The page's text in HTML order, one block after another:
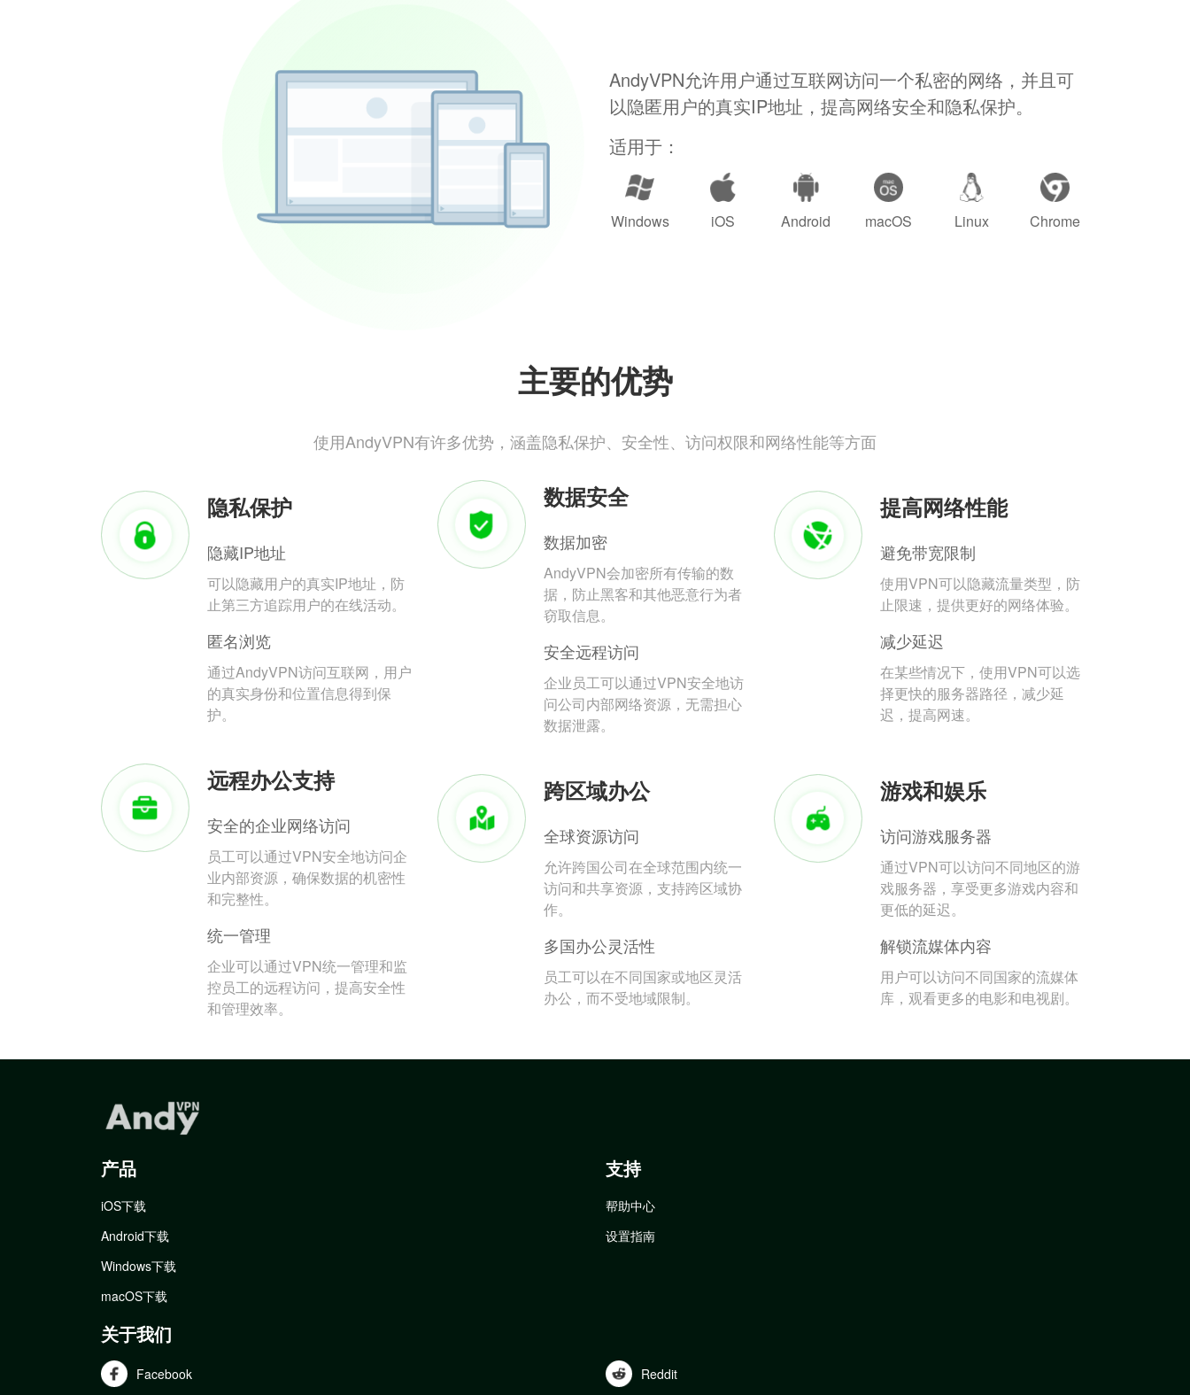
AndyVPN允许用户通过互联网访问一个私密的网络，并且可
以隐匿用户的真实IP地址，提高网络安全和隐私保护。
适用于：
Windows iOS Android macOS Linux Chrome
主要的优势
使用AndyVPN有许多优势，涵盖隐私保护、安全性、访问权限和网络性能等方面
隐私保护
隐藏IP地址
可以隐藏用户的真实IP地址，防
止第三方追踪用户的在线活动。
匿名浏览
通过AndyVPN访问互联网，用户
的真实身份和位置信息得到保
护。
数据安全
数据加密
AndyVPN会加密所有传输的数
据，防止黑客和其他恶意行为者
窃取信息。
安全远程访问
企业员工可以通过VPN安全地访
问公司内部网络资源，无需担心
数据泄露。
提高网络性能
避免带宽限制
使用VPN可以隐藏流量类型，防
止限速，提供更好的网络体验。
减少延迟
在某些情况下，使用VPN可以选
择更快的服务器路径，减少延
迟，提高网速。
远程办公支持
安全的企业网络访问
员工可以通过VPN安全地访问企
业内部资源，确保数据的机密性
和完整性。
统一管理
企业可以通过VPN统一管理和监
控员工的远程访问，提高安全性
和管理效率。
跨区域办公
全球资源访问
允许跨国公司在全球范围内统一
访问和共享资源，支持跨区域协
作。
多国办公灵活性
员工可以在不同国家或地区灵活
办公，而不受地域限制。
游戏和娱乐
访问游戏服务器
通过VPN可以访问不同地区的游
戏服务器，享受更多游戏内容和
更低的延迟。
解锁流媒体内容
用户可以访问不同国家的流媒体
库，观看更多的电影和电视剧。
产品
iOS下载
Android下载
Windows下载
macOS下载
支持
帮助中心
设置指南
关于我们
Facebook Reddit